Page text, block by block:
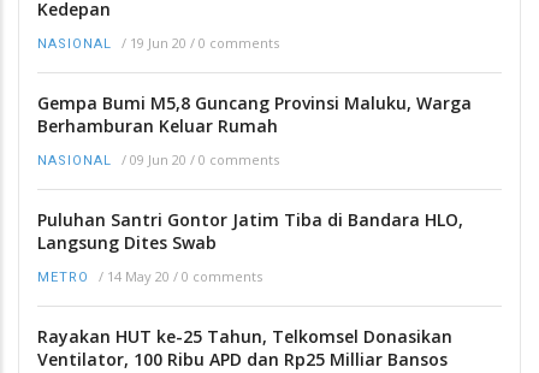
Kedepan
NASIONAL / 19 Jun 20 / 0 comments
Gempa Bumi M5,8 Guncang Provinsi Maluku, Warga
Berhamburan Keluar Rumah
NASIONAL / 09 Jun 20 / 0 comments
Puluhan Santri Gontor Jatim Tiba di Bandara HLO,
Langsung Dites Swab
METRO / 14 May 20 / 0 comments
Rayakan HUT ke-25 Tahun, Telkomsel Donasikan
Ventilator, 100 Ribu APD dan Rp25 Milliar Bansos